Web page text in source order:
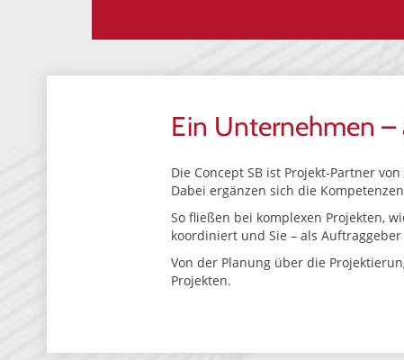
Ein Unternehmen –
Die Concept SB ist Projekt-Partner
Dabei ergänzen sich die
So fließen bei komplexen Projekten,
koordiniert und Sie – als
Von der Planung über die
Projekten.